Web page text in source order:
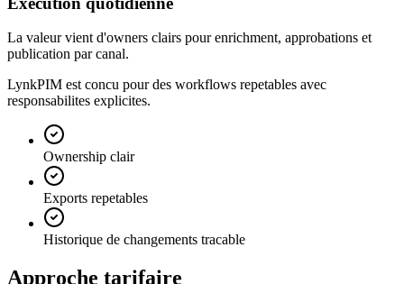
La valeur vient d'owners clairs pour enrichment, approbations et
publication par canal.
LynkPIM est concu pour des workflows repetables avec
responsabilites explicites.
Ownership clair
Exports repetables
Historique de changements tracable
Approche tarifaire